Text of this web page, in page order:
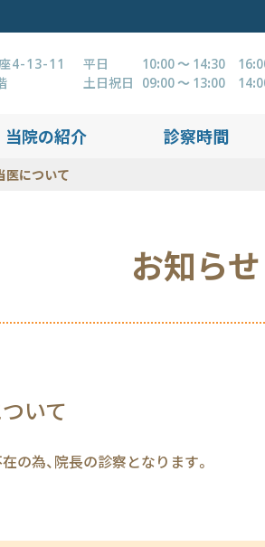
4-13-11
平日
10:00 ～ 14:30
土日祝日 09:00 ～ 13:00
当院の紹介 診察時間
医について
お知らせ
いて
の為、院長の診察となります。